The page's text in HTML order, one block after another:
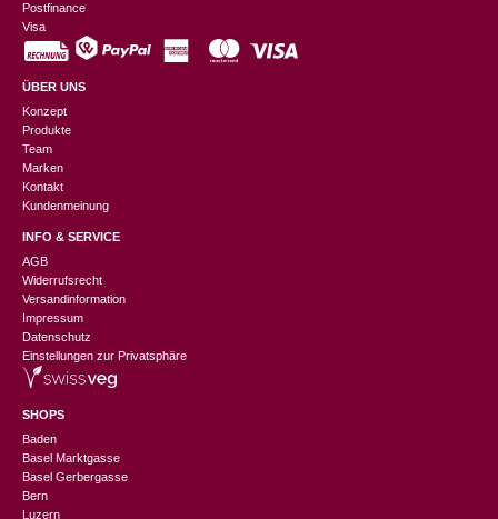
Postfinance
Visa
ÜBER UNS
Konzept
Produkte
Team
Marken
Kontakt
Kundenmeinung
INFO & SERVICE
AGB
Widerrufsrecht
Versandinformation
Impressum
Datenschutz
Einstellungen zur Privatsphäre
SHOPS
Baden
Basel Marktgasse
Basel Gerbergasse
Bern
Luzern